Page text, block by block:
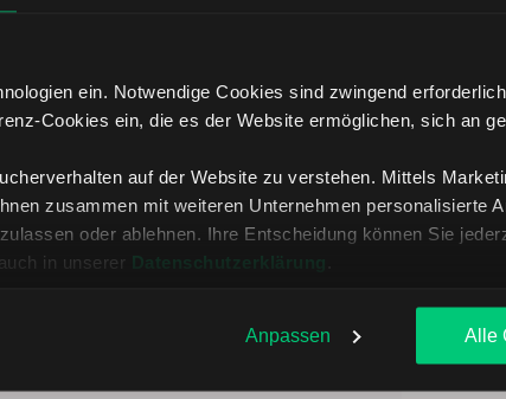
ein. Notwendige Cookies sind zwingend
Cookies ein, die es der Website ermöglichen, sich an
auf der Website zu verstehen. Mittels
zusammen mit weiteren Unternehmen personalisierte
oder ablehnen. Ihre Entscheidung können Sie
in unserer Datenschutzerklärung
Anpassen Alle
24.11.2025 - Ronald Gehrt
Der Realzins ist derzeit negativ: Ein
Vermögensaufbau ist damit quasi
für die Altersversorgung. Aber